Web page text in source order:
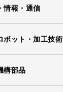
情報・通信
ボット・加工技術
構部品